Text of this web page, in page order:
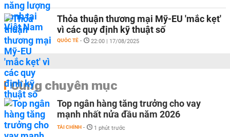
Thỏa thuận thương mại Mỹ-EU 'mắc kẹt'
vì các quy định kỹ thuật số
QUỐC TẾ - 22:00 | 17/08/2025
Cùng chuyên mục
Top ngân hàng tăng trưởng cho vay
mạnh nhất nửa đầu năm 2026
TÀI CHÍNH - 1 phút trước